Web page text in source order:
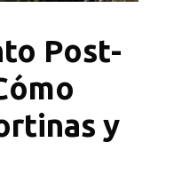
Post-
y